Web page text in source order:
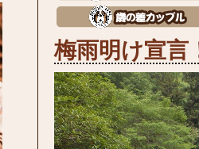
梅雨明け宣言